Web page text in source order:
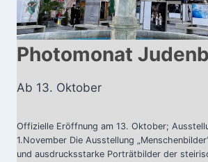
Photomonat
Ab 13. Oktober
Offizielle Eröffnung am 13. Oktober;
1.November Die Ausstellung
und ausdrucksstarke Porträtbilder der